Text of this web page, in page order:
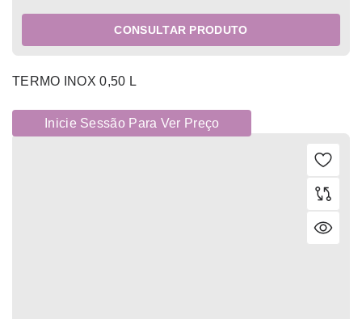
CONSULTAR PRODUTO
TERMO INOX 0,50 L
Inicie Sessão Para Ver Preço